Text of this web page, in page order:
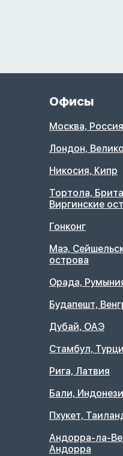
Офисы
Москва, Россия
Лондон,
Никосия, Кипр
Тортола,
Виргинские
Гонконг
Маэ,
острова
Орада,
Будапешт,
Дубай, ОАЭ
Стамбул,
Рига, Латвия
Бали,
Пхукет,
Андорра-ла-
Андорра